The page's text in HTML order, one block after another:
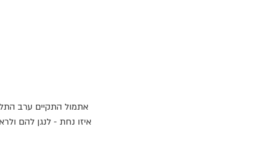
אתמול התקיים ערב
איזו נחת - לנגן להם